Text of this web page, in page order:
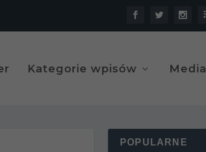
Kategorie wpisów Media
POPULARNE